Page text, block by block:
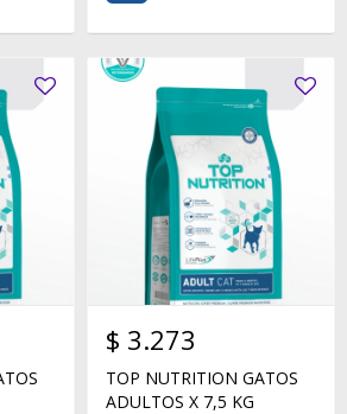
$ 3.273
TOP NUTRITION GATOS
ADULTOS X 7,5 KG